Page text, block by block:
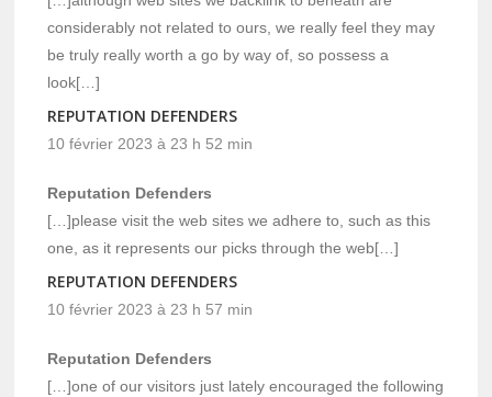
considerably not related to ours, we really feel they may
be truly really worth a go by way of, so possess a
look[…]
REPUTATION DEFENDERS
10 février 2023 à 23 h 52 min
Reputation Defenders
[…]please visit the web sites we adhere to, such as this
one, as it represents our picks through the web[…]
REPUTATION DEFENDERS
10 février 2023 à 23 h 57 min
Reputation Defenders
[…]one of our visitors just lately encouraged the following